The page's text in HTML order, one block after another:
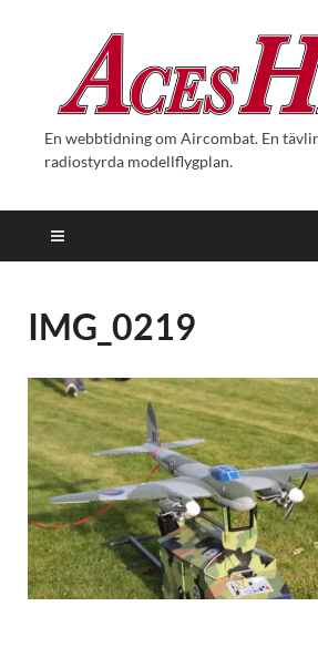
En webbtidning om Aircombat. En
radiostyrda modellflygplan.
IMG_0219